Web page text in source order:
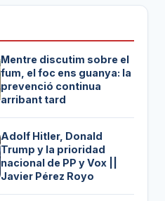
Mentre discutim sobre el
fum, el foc ens guanya: la
prevenció continua
arribant tard
Adolf Hitler, Donald
Trump y la prioridad
nacional de PP y Vox ||
Javier Pérez Royo